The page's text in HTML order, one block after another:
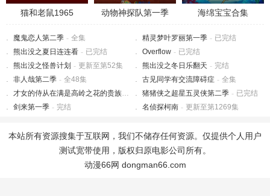
猫和老鼠1965 动物神探队第一季 海绵宝宝合集
魔鬼恋人第二季 - 全集 精灵梦叶罗丽第一季 - 已完结
熊出没之夏日连连看 - 已完结 Overflow - 已完结
熊出没之怪兽计划 - 更新至第52集 熊出没之冬日乐翻天 - 完结
非人哉第二季 - 全48集 古见同学有交流障碍症 - 全集
才女的侍从在满是高岭之花的贵族学校暗中照顾（毫无生活自理能力的）学院第一大小姐
猪猪侠之超星五灵侠第二季 - 已完结
剑来第一季 - 完结 名侦探柯南 - 更新至第1269集
本站所有资源搜集于互联网，我们不储存任何资源。仅提供个人用户
测试宽带使用，版权归原电影公司所有。
动漫66网 dongman66.com